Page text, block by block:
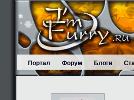
Портал Форум Блоги